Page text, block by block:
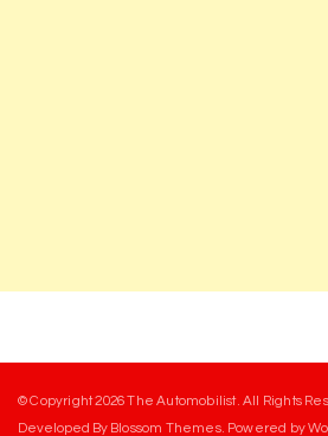
© Copyright 2026The Automobilist. All Rights
Developed By Blossom Themes. Powered by